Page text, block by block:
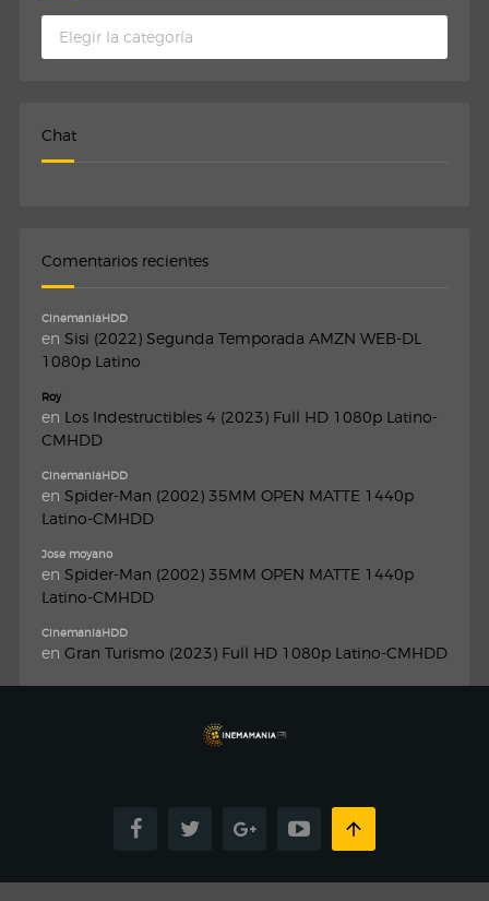
Categorias
Chat
Comentarios recientes
CinemaniaHDD
en Sisi (2022) Segunda Temporada AMZN WEB-DL
1080p Latino
Roy
en Los Indestructibles 4 (2023) Full HD 1080p Latino-
CMHDD
CinemaniaHDD
en Spider-Man (2002) 35MM OPEN MATTE 1440p
Latino-CMHDD
Jose moyano
en Spider-Man (2002) 35MM OPEN MATTE 1440p
Latino-CMHDD
CinemaniaHDD
en Gran Turismo (2023) Full HD 1080p Latino-CMHDD